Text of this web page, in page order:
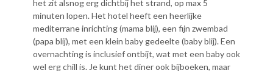
het zit alsnog erg dichtbij het strand, op max 5
minuten lopen. Het hotel heeft een heerlijke
mediterrane inrichting (mama blij), een fijn zwembad
(papa blij), met een klein baby gedeelte (baby blij). Een
overnachting is inclusief ontbijt, wat met een baby ook
wel erg chill is. Je kunt het diner ook bijboeken, maar